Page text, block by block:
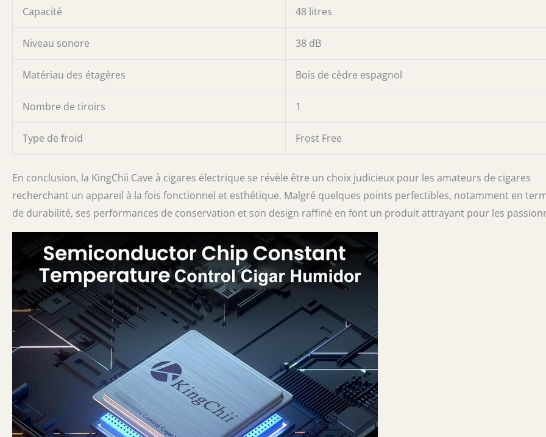
Capacité 48 litres
Niveau sonore 38 dB
Matériau des étagères Bois de cèdre espagnol
Nombre de tiroirs 1
Type de froid Frost Free
En conclusion, la KingChii Cave à cigares électrique se révèle être un choix judicieux pour les amateurs de cigares
recherchant un appareil à la fois fonctionnel et esthétique. Malgré quelques points perfectibles, notamment en
de durabilité, ses performances de conservation et son design raffiné en font un produit attrayant pour les